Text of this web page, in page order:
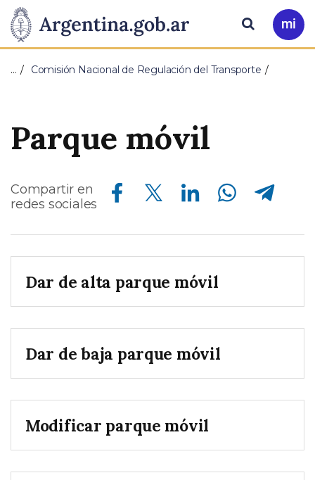
Presidencia
de
Nación
Pasar al contenido principal
Ir
a
Buscar
… Comisión Nacional de Regulación del Transporte
Parque móvil
Compartir en
redes sociales
Compartir en Facebook Compartir en Twitter Compartir en Linkedin Compartir en Whatsapp Compartir en Telegram
Dar de alta parque móvil
Dar de baja parque móvil
Modificar parque móvil